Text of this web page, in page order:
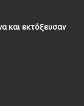
και εκτόξευσαν